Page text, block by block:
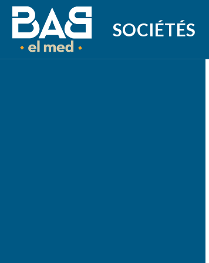
SOCIÉTÉS